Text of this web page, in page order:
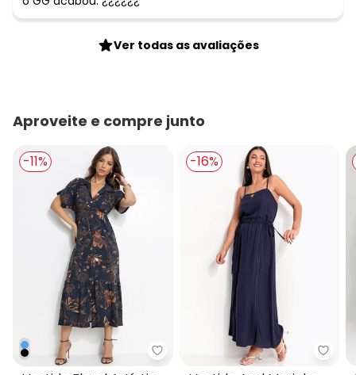
Ver todas as avaliações
Aproveite e compre junto
-11%
Quintess - Vestido Floral
-16%